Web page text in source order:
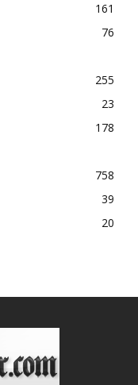
161
76
255
23
178
758
39
20